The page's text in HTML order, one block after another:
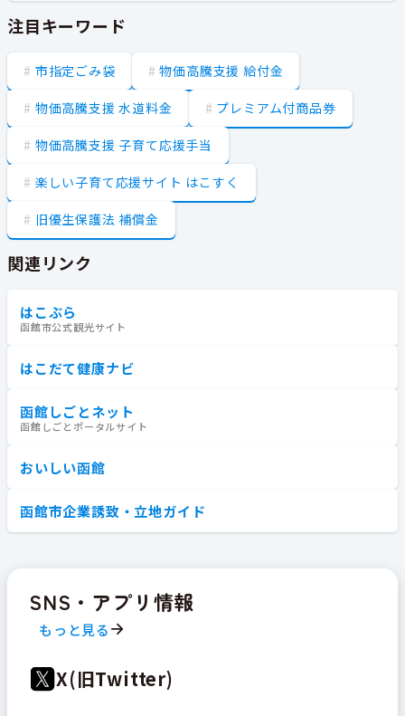
注目キーワード
市指定ごみ袋 物価高騰支援 給付金
物価高騰支援 水道料金 プレミアム付商品券
物価高騰支援 子育て応援手当
楽しい子育て応援サイト はこすく
旧優生保護法 補償金
関連リンク
はこぶら
函館市公式観光サイト
はこだて健康ナビ
函館しごとネット
函館しごとポータルサイト
おいしい函館
函館市企業誘致・立地ガイド
SNS・アプリ情報
もっと見る
X(旧Twitter)